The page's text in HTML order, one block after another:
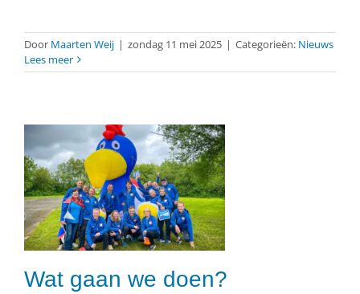
Door Maarten Weij | zondag 11 mei 2025 | Categorieën: Nieuws
Lees meer
Wat gaan we doen?